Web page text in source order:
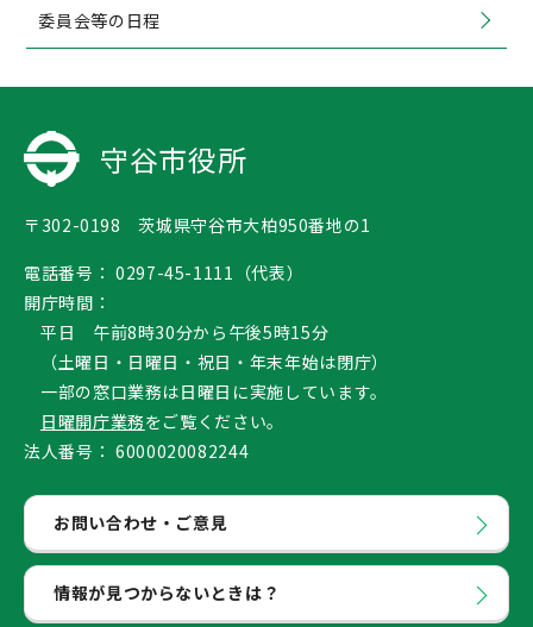
委員会等の日程
守谷市役所
〒302-0198 茨城県守谷市大柏950番地の1
電話番号： 0297-45-1111（代表）
開庁時間：
平日 午前8時30分から午後5時15分
（土曜日・日曜日・祝日・年末年始は閉庁）
一部の窓口業務は日曜日に実施しています。
日曜開庁業務をご覧ください。
法人番号： 6000020082244
お問い合わせ・ご意見
情報が見つからないときは？